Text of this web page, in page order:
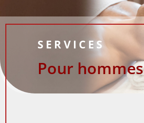
SERVICES
Pour hommes